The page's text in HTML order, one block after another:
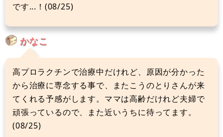
です...！(08/25)
かなこ
高プロラクチンで治療中だけれど、原因が分かった
から治療に専念する事で、またこうのとりさんが来
てくれる予感がします。ママは高齢だけれど夫婦で
頑張っているので、また近いうちに待ってます。
(08/25)